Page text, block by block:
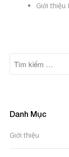
Giới thiệu
Danh Mục
Giới thiệu